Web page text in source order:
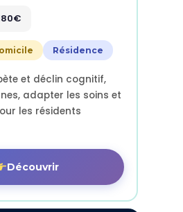
Résidence
et déclin cognitif,
adapter les soins et
les résidents
Découvrir